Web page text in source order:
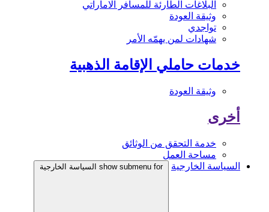
البلاغات الطارئة للمسافر الاماراتي
وثيقة العودة
تواجدي
شهادات لمن يهمّه الأمر
خدمات حاملي الإقامة الذهبية
وثيقة العودة
أخرى
خدمة التحقق من الوثائق
مساحة العمل
السياسة الخارجية
show submenu for السياسة الخارجية